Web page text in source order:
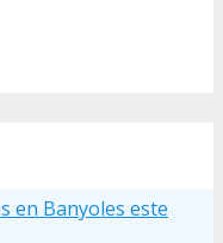
en Banyoles este